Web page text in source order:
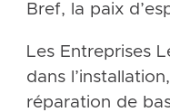
Bref, la paix
Les Entreprises
dans
réparation de